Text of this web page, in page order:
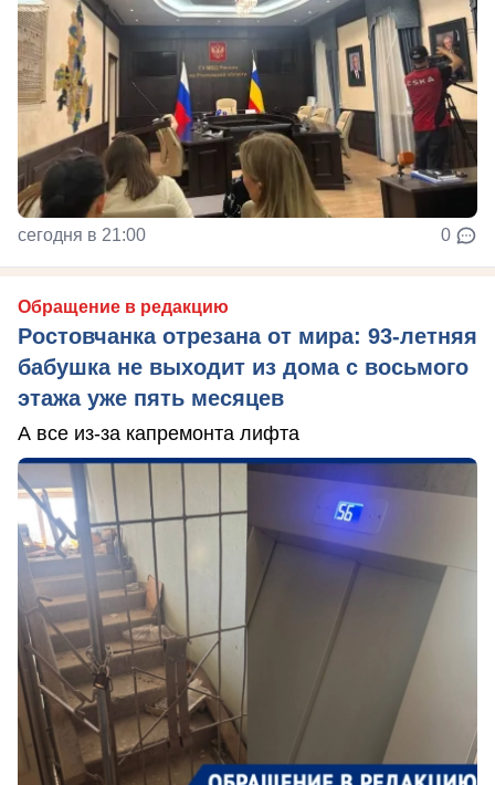
сегодня в 21:00 0
Обращение в редакцию
Ростовчанка отрезана от мира: 93-летняя
бабушка не выходит из дома с восьмого
этажа уже пять месяцев
А все из-за капремонта лифта